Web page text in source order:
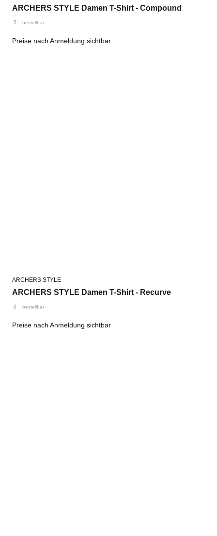
ARCHERS STYLE Damen T-Shirt - Compound
bestellbar
Preise nach Anmeldung sichtbar
ARCHERS STYLE
ARCHERS STYLE Damen T-Shirt - Recurve
bestellbar
Preise nach Anmeldung sichtbar